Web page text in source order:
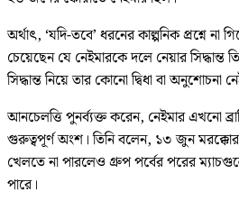
অর্থাৎ, ‘যদি-তবে’ ধরনের কাল্পনিক প্রশ্নে না
চেয়েছেন যে নেইমারকে দলে নেয়ার
সিদ্ধান্ত নিয়ে তার কোনো দ্বিধা বা অনুশোচনা
আনচেলত্তি পুনর্ব্যক্ত করেন, নেইমার এখনো
গুরুত্বপূর্ণ অংশ। তিনি বলেন, ১৩ জুন মরক্কোর
খেলতে না পারলেও গ্রুপ পর্বের পরের
পারে।